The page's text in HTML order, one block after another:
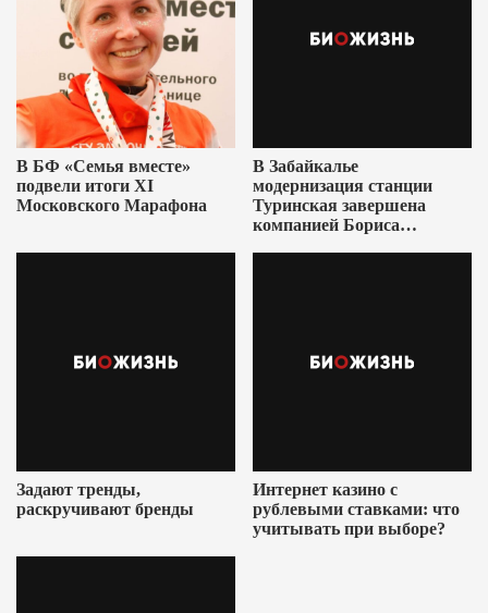
В БФ «Семья вместе»
подвели итоги XI
Московского Марафона
В Забайкалье
модернизация станции
Туринская завершена
компанией Бориса
Задают тренды,
раскручивают бренды
Интернет казино с
рублевыми ставками: что
учитывать при выборе?